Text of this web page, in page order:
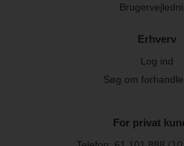
Erhverv
Log ind
Søg om
For privat